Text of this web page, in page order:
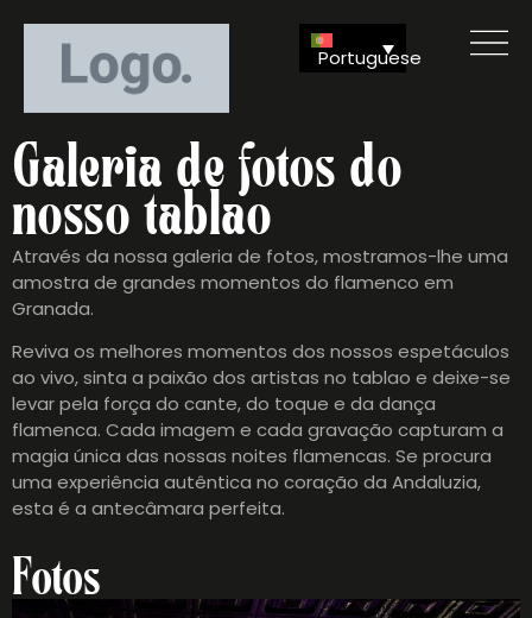
Portuguese
Galeria de fotos do
nosso tablao
Através da nossa galeria de fotos, mostramos-lhe uma
amostra de grandes momentos do flamenco em
Granada.
Reviva os melhores momentos dos nossos espetáculos
ao vivo, sinta a paixão dos artistas no tablao e deixe-se
levar pela força do cante, do toque e da dança
flamenca. Cada imagem e cada gravação capturam a
magia única das nossas noites flamencas. Se procura
uma experiência autêntica no coração da Andaluzia,
esta é a antecâmara perfeita.
Fotos